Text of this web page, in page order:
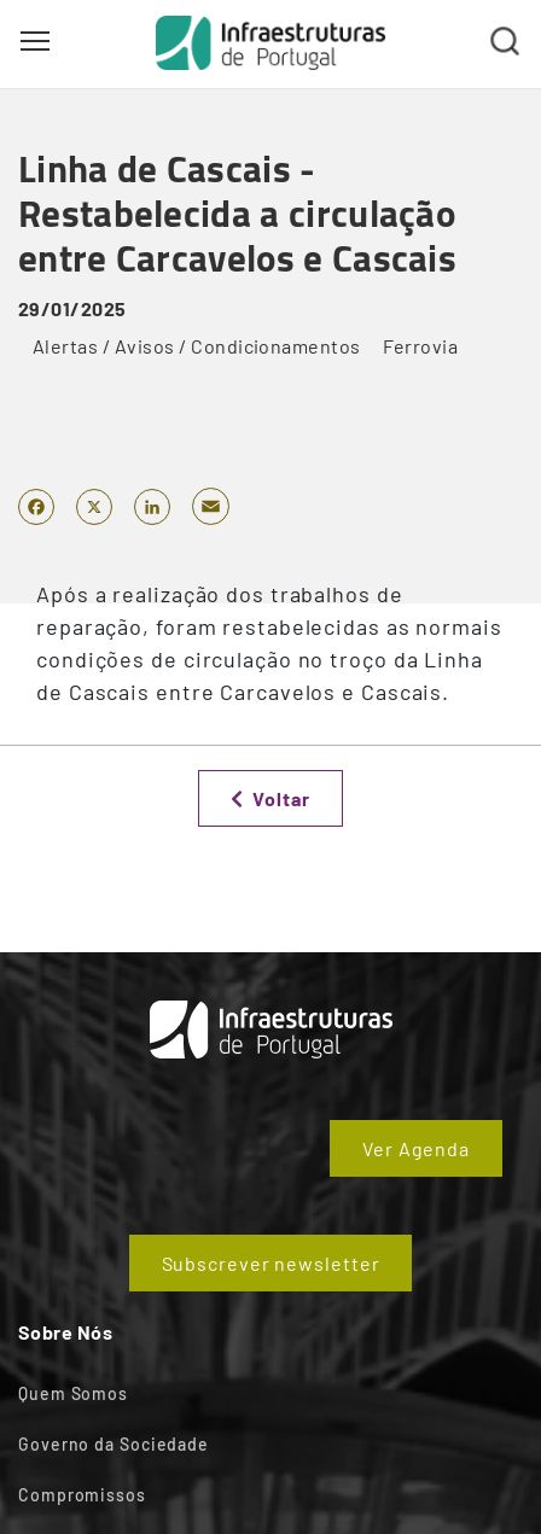
main
content
Toggle main menu visibility
Linha de Cascais -
Restabelecida a circulação
entre Carcavelos e Cascais
29/01/2025
Alertas / Avisos / Condicionamentos
Ferrovia
Facebook
X LinkedIn
Após a realização dos trabalhos de
reparação, foram restabelecidas as normais
condições de circulação no troço da Linha
de Cascais entre Carcavelos e Cascais.
Voltar
Ver Agenda
Subscrever newsletter
Sobre Nós
Quem Somos
Governo da Sociedade
Compromissos